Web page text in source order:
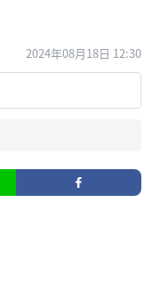
2024年08月18日 12:30